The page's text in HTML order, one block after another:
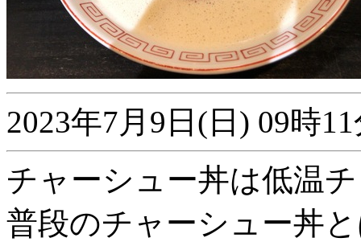
2023年7月9日(日) 09時
チャーシュー丼は低温
普段のチャーシュー丼